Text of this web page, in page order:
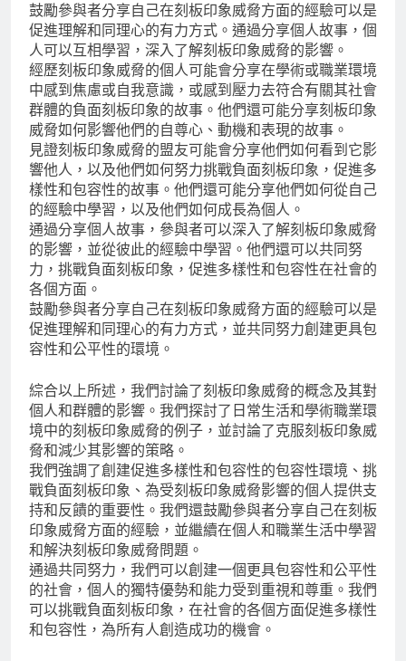
鼓勵參與者分享自己在刻板印象威脅方面的經驗可以是
促進理解和同理心的有力方式。通過分享個人故事，個
人可以互相學習，深入了解刻板印象威脅的影響。
經歷刻板印象威脅的個人可能會分享在學術或職業環境
中感到焦慮或自我意識，或感到壓力去符合有關其社會
群體的負面刻板印象的故事。他們還可能分享刻板印象
威脅如何影響他們的自尊心、動機和表現的故事。
見證刻板印象威脅的盟友可能會分享他們如何看到它影
響他人，以及他們如何努力挑戰負面刻板印象，促進多
樣性和包容性的故事。他們還可能分享他們如何從自己
的經驗中學習，以及他們如何成長為個人。
通過分享個人故事，參與者可以深入了解刻板印象威脅
的影響，並從彼此的經驗中學習。他們還可以共同努
力，挑戰負面刻板印象，促進多樣性和包容性在社會的
各個方面。
鼓勵參與者分享自己在刻板印象威脅方面的經驗可以是
促進理解和同理心的有力方式，並共同努力創建更具包
容性和公平性的環境。
綜合以上所述，我們討論了刻板印象威脅的概念及其對
個人和群體的影響。我們探討了日常生活和學術職業環
境中的刻板印象威脅的例子，並討論了克服刻板印象威
脅和減少其影響的策略。
我們強調了創建促進多樣性和包容性的包容性環境、挑
戰負面刻板印象、為受刻板印象威脅影響的個人提供支
持和反饋的重要性。我們還鼓勵參與者分享自己在刻板
印象威脅方面的經驗，並繼續在個人和職業生活中學習
和解決刻板印象威脅問題。
通過共同努力，我們可以創建一個更具包容性和公平性
的社會，個人的獨特優勢和能力受到重視和尊重。我們
可以挑戰負面刻板印象，在社會的各個方面促進多樣性
和包容性，為所有人創造成功的機會。